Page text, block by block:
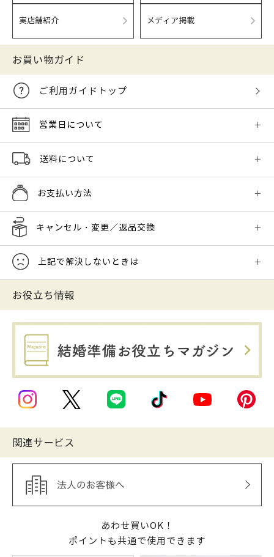
実店舗紹介 メディア掲載
お買い物ガイド
ご利用ガイドトップ
営業日について
送料について
お支払い方法
キャンセル・変更／返品交換
上記で解決しないときは
お役立ち情報
関連サービス
あわせ買いOK！
ポイントも共通で使用できます